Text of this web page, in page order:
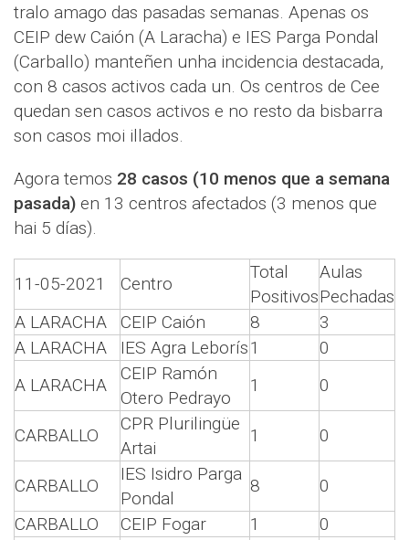
tralo amago das pasadas semanas. Apenas os
CEIP dew Caión (A Laracha) e IES Parga Pondal
(Carballo) manteñen unha incidencia destacada,
con 8 casos activos cada un. Os centros de Cee
quedan sen casos activos e no resto da bisbarra
son casos moi illados.
Agora temos 28 casos (10 menos que a semana
pasada) en 13 centros afectados (3 menos que
hai 5 días).
11-05-2021 Centro
Total
Positivos
Aulas
Pechadas
A LARACHA
CEIP Caión 8
3
A LARACHA
IES Agra Leborís1
0
A LARACHA
CEIP Ramón
Otero Pedrayo
1 0
CARBALLO
CPR Plurilingüe
Artai
1 0
CARBALLO
IES Isidro Parga
Pondal
8
0
CARBALLO
CEIP Fogar 1
0